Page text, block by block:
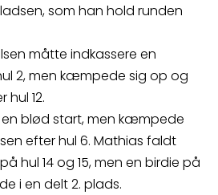
som han hold runden
måtte indkassere en
2, men kæmpede sig op og
12.
en blød start, men kæmpede
efter hul 6. Mathias faldt
hul 14 og 15, men en birdie på
i en delt 2. plads.